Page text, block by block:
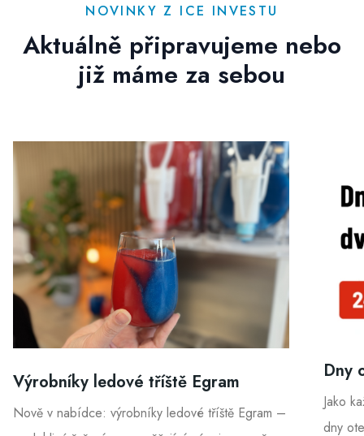
Aktuálně připravujeme nebo
již máme za sebou
NOVINKY Z ICE INVESTU
Výrobníky ledové tříště Egram
Nově v nabídce: výrobníky ledové tříště Egram –
Dny
Jako
dny